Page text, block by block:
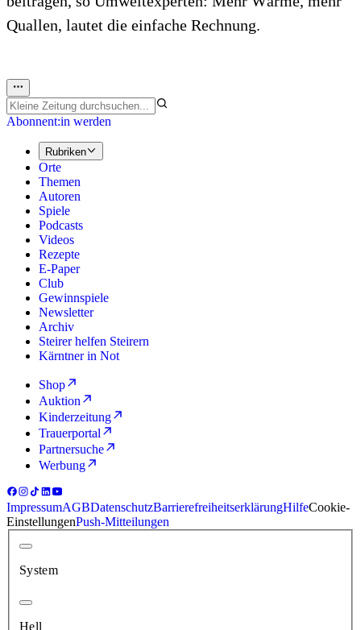
Quallen, lautet die einfache Rechnung.
Abonnent:in werden
Rubriken
Orte
Themen
Autoren
Spiele
Podcasts
Videos
Rezepte
E-Paper
Club
Gewinnspiele
Newsletter
Archiv
Steirer helfen Steirern
Kärntner in Not
Shop
Auktion
Kinderzeitung
Trauerportal
Partnersuche
Werbung
ImpressumAGBDatenschutzBarrierefreiheitserklärungHilfeCookie-
EinstellungenPush-Mitteilungen
System
Hell